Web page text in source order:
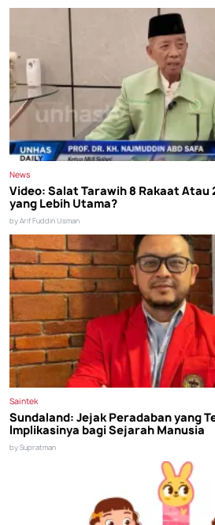
News
Video: Salat Tarawih 8 Rakaat Atau
yang Lebih Utama?
by Arif Fuddin Usman
Saintek
Sundaland: Jejak Peradaban yang
Implikasinya bagi Sejarah Manusia
by Supratman